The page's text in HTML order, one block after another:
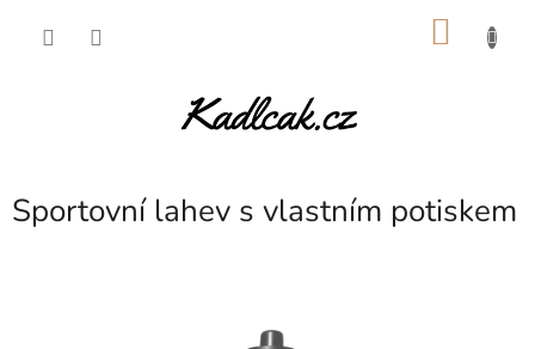
Sportovní lahev s vlastním potiskem